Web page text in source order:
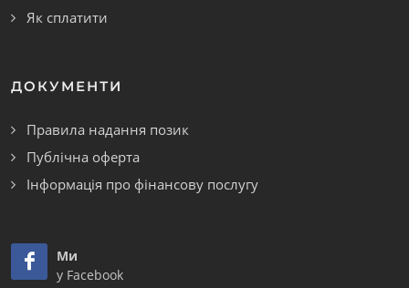
Як сплатити
ДОКУМЕНТИ
Правила надання позик
Публічна оферта
Інформація про фінансову послугу
Ми
у Facebook